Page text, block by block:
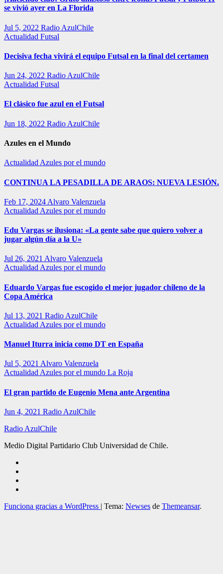
se vivió ayer en La Florida
Jul 5, 2022 Radio AzulChile
Actualidad Futsal
Decisiva fecha vivirá el equipo Futsal en la final del certamen
Jun 24, 2022 Radio AzulChile
Actualidad Futsal
El clásico fue azul en el Futsal
Jun 18, 2022 Radio AzulChile
Azules en el Mundo
Actualidad Azules por el mundo
CONTINUA LA PESADILLA DE ARAOS: NUEVA LESIÓN.
Feb 17, 2024 Alvaro Valenzuela
Actualidad Azules por el mundo
Edu Vargas se ilusiona: «La gente sabe que quiero volver a
jugar algún día a la U»
Jul 26, 2021 Alvaro Valenzuela
Actualidad Azules por el mundo
Eduardo Vargas fue escogido el mejor jugador chileno de la
Copa América
Jul 13, 2021 Radio AzulChile
Actualidad Azules por el mundo
Manuel Iturra inicia como DT en España
Jul 5, 2021 Alvaro Valenzuela
Actualidad Azules por el mundo La Roja
El gran partido de Eugenio Mena ante Argentina
Jun 4, 2021 Radio AzulChile
Radio AzulChile
Medio Digital Partidario Club Universidad de Chile.
Funciona gracias a WordPress | Tema: Newses de Themeansar.